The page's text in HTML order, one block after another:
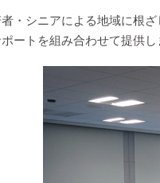
・シニアによる地域に根
ートを組み合わせて提供し